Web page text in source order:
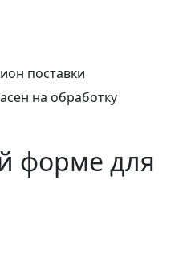
поставки
на обработку
форме для